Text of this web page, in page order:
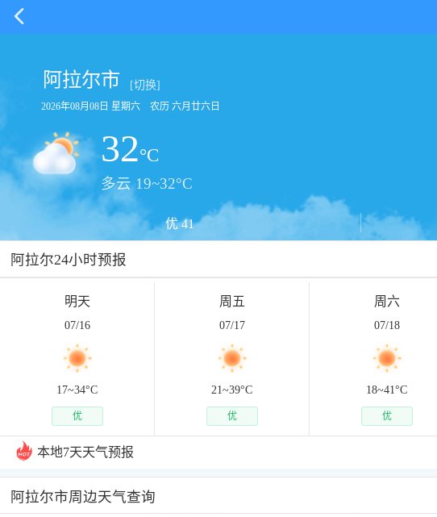
阿拉尔市 [切换]
2026年08月08日 星期六 农历 六月廿六日
32°C
多云 19~32°C
优 41
阿拉尔24小时预报
明天
07/16
17~34°C
优
周五
07/17
21~39°C
优
周六
07/18
18~41°C
优
本地7天天气预报
阿拉尔市周边天气查询